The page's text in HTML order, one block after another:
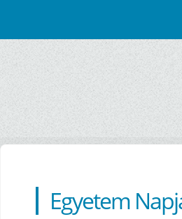
Egyetem